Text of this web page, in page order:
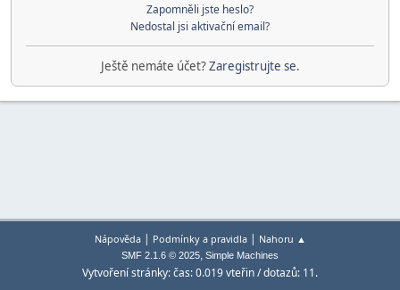
Zapomněli jste heslo?
Nedostal jsi aktivační email?
Ještě nemáte účet?Zaregistrujte se.
Nápověda| Podmínky a pravidla| Nahoru ▲
SMF 2.1.6 © 2025, Simple Machines
Vytvoření stránky: čas: 0.019 vteřin / dotazů: 11.